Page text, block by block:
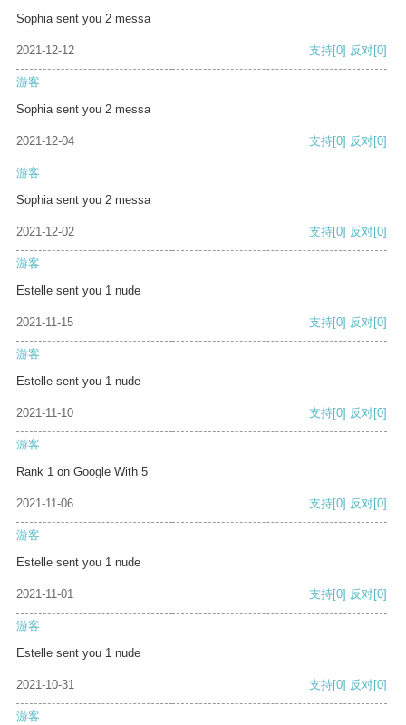
Sophia sent you 2 messa
2021-12-12 支持[0] 反对[0]
游客
Sophia sent you 2 messa
2021-12-04 支持[0] 反对[0]
游客
Sophia sent you 2 messa
2021-12-02 支持[0] 反对[0]
游客
Estelle sent you 1 nude
2021-11-15 支持[0] 反对[0]
游客
Estelle sent you 1 nude
2021-11-10 支持[0] 反对[0]
游客
Rank 1 on Google With 5
2021-11-06 支持[0] 反对[0]
游客
Estelle sent you 1 nude
2021-11-01 支持[0] 反对[0]
游客
Estelle sent you 1 nude
2021-10-31 支持[0] 反对[0]
游客